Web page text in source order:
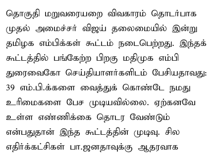
தொகுதி மறுவரையறை விவகாரம் தொடர்பாக
முதல் அமைச்சர் விஜய் தலைமையில் இன்று
தமிழக எம்பிக்கள் கூட்டம் நடைபெற்றது. இந்தக்
கூட்டத்தில் பங்கேற்ற பிறகு மதிமுக எம்பி
துரைவைகோ செய்தியாளர்களிடம் பேசியதாவது:
39 எம்.பி.க்களை வைத்துக் கொண்டே நமது
உரிமைகளை பேச முடியவில்லை. ஏற்கனவே
உள்ள எண்ணிக்கை தொடர வேண்டும்
என்பதுதான் இந்த கூட்டத்தின் முடிவு. சில
எதிர்க்கட்சிகள் பா.ஜனதாவுக்கு ஆதரவாக